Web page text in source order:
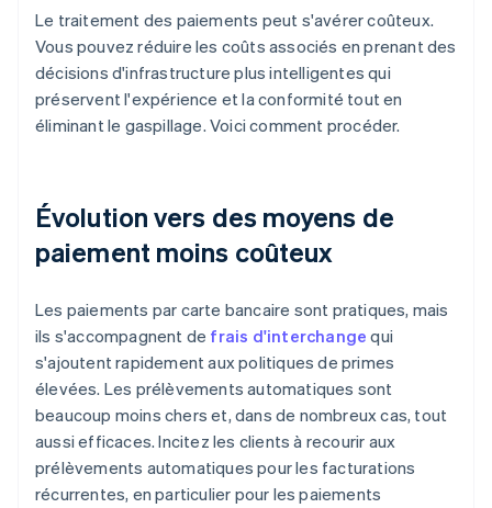
Le traitement des paiements peut s'avérer coûteux.
Vous pouvez réduire les coûts associés en prenant des
décisions d'infrastructure plus intelligentes qui
préservent l'expérience et la conformité tout en
éliminant le gaspillage. Voici comment procéder.
Évolution vers des moyens de
paiement moins coûteux
Les paiements par carte bancaire sont pratiques, mais
ils s'accompagnent de frais d'interchange qui
s'ajoutent rapidement aux politiques de primes
élevées. Les prélèvements automatiques sont
beaucoup moins chers et, dans de nombreux cas, tout
aussi efficaces. Incitez les clients à recourir aux
prélèvements automatiques pour les facturations
récurrentes, en particulier pour les paiements